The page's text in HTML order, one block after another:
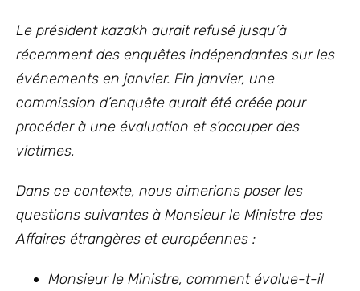
Le président kazakh aurait refusé jusqu’à
récemment des enquêtes indépendantes sur les
événements en janvier. Fin janvier, une
commission d’enquête aurait été créée pour
procéder à une évaluation et s’occuper des
victimes.
Dans ce contexte, nous aimerions poser les
questions suivantes à Monsieur le Ministre des
Affaires étrangères et européennes :
Monsieur le Ministre, comment évalue-t-il